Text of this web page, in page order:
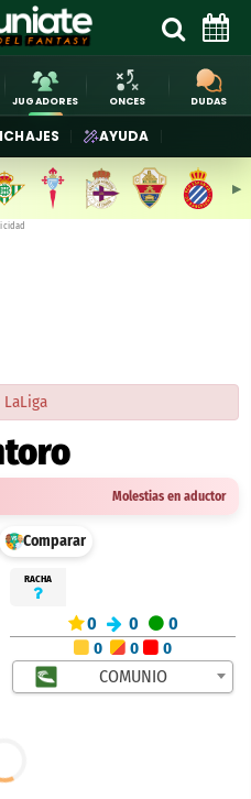
JUGADORES ONCES DUDAS
AYUDA
▶︎
LaLiga
Molestias en aductor
Comparar
RACHA
0 0 0
0 0 0
COMUNIO